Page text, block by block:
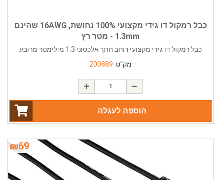
כבל רמקול דו גידי מקצועי 100% נחושת, 16AWG שהינם
1.3mm - מטר רץ
כבל רמקול דו גידי מקצועי רוחב חתך אלכסוני 1.3 מילימטר מרובע
מק"ט: 200889
הוספה לעגלה
₪69